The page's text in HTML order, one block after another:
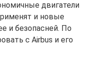
двигатели
и новые
и безопасней. По
с Airbus и его